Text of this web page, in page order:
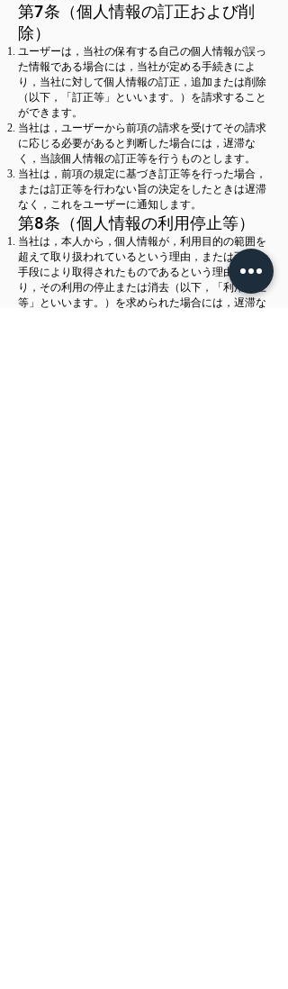
第7条（個人情報の訂正および削
除）
ユーザーは，当社の保有する自己の個人情報が誤っ
た情報である場合には，当社が定める手続きによ
り，当社に対して個人情報の訂正，追加または削除
（以下，「訂正等」といいます。）を請求すること
ができます。
当社は，ユーザーから前項の請求を受けてその請求
に応じる必要があると判断した場合には，遅滞な
く，当該個人情報の訂正等を行うものとします。
当社は，前項の規定に基づき訂正等を行った場合，
または訂正等を行わない旨の決定をしたときは遅滞
なく，これをユーザーに通知します。
第8条（個人情報の利用停止等）
当社は，本人から，個人情報が，利用目的の範囲を
超えて取り扱われているという理由，または不正の
手段により取得されたものであるという理由によ
り，その利用の停止または消去（以下，「利用停止
等」といいます。）を求められた場合には，遅滞な